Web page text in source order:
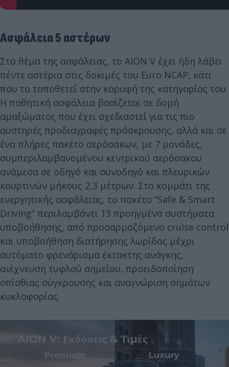
Ασφάλεια 5 αστέρων
Στο θέμα της ασφάλειας, το AION V έχει ήδη λάβει
πέντε αστέρια στις δοκιμές του Euro NCAP, κάτι
που το τοποθετεί στην κορυφή της κατηγορίας του.
Η παθητική ασφάλεια βασίζεται σε δομή
αμαξώματος που έχει σχεδιαστεί για τις πιο
αυστηρές προδιαγραφές πρόσκρουσης, αλλά και σε
ένα πλήρες πακέτο αερόσακων, με 7 μονάδες,
συμπεριλαμβανομένου κεντρικού αερόσακου
ανάμεσα σε οδηγό και συνοδηγό και πλευρικών
κουρτινών μήκους 2,3 μέτρων. Στο κομμάτι της
ενεργητικής ασφάλειας, το πακέτο “Safe & Smart
Driving” περιλαμβάνει 13 προηγμένα συστήματα
υποβοήθησης, από προσαρμοζόμενο cruise control
και υποβοήθηση διατήρησης λωρίδας μέχρι
αυτόματο φρενάρισμα έκτακτης ανάγκης,
ανίχνευση τυφλού σημείου, προειδοποίηση
οπίσθιας σύγκρουσης και αναγνώριση σημάτων
κυκλοφορίας.